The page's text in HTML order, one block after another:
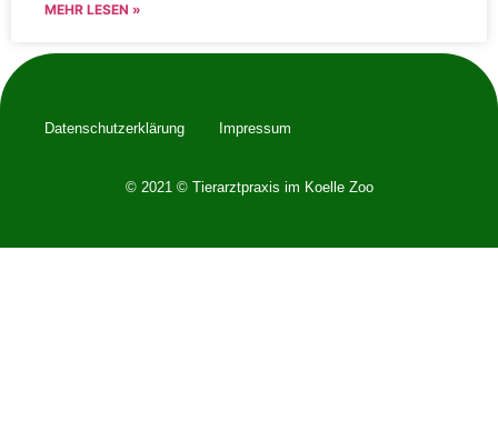
MEHR LESEN »
Datenschutzerklärung Impressum
© 2021 © Tierarztpraxis im Koelle Zoo